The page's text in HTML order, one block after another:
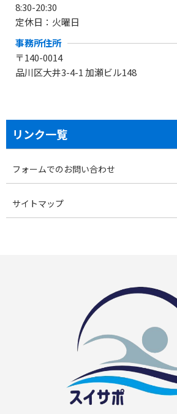
8:30-20:30
定休日：火曜日
事務所住所
〒140-0014
品川区大井3-4-1 加瀬ビル148
リンク一覧
フォームでのお問い合わせ
サイトマップ